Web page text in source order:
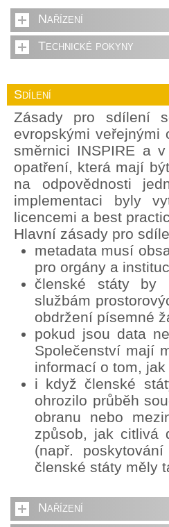
Nařízení
Technické pokyny
Sdílení
Zásady pro sdílení
evropskými veřejnými
směrnici INSPIRE a
opatření, která mají
na odpovědnosti
implementaci byly
licencemi a best
Hlavní zásady pro
metadata musí
pro orgány a
členské státy by
službám
obdržení písemné
pokud jsou data
Společenství mají
informací o tom,
i když členské
ohrozilo průběh
obranu nebo
způsob, jak citlivá
(např.
členské státy měly
Nařízení